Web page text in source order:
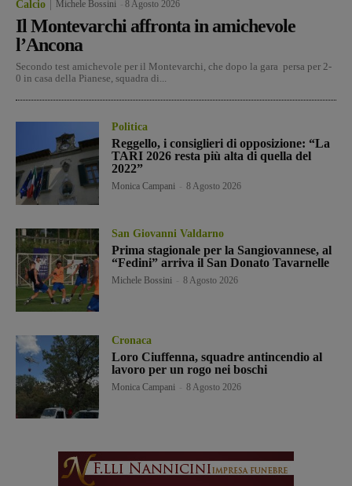
Calcio Michele Bossini 8 Agosto 2026
Il Montevarchi affronta in amichevole
l’Ancona
Secondo test amichevole per il Montevarchi, che dopo la gara persa per 2-
0 in casa della Pianese, squadra di...
Politica
Reggello, i consiglieri di opposizione: “La
TARI 2026 resta più alta di quella del
2022”
Monica Campani 8 Agosto 2026
San Giovanni Valdarno
Prima stagionale per la Sangiovannese, al
“Fedini” arriva il San Donato Tavarnelle
Michele Bossini 8 Agosto 2026
Cronaca
Loro Ciuffenna, squadre antincendio al
lavoro per un rogo nei boschi
Monica Campani 8 Agosto 2026